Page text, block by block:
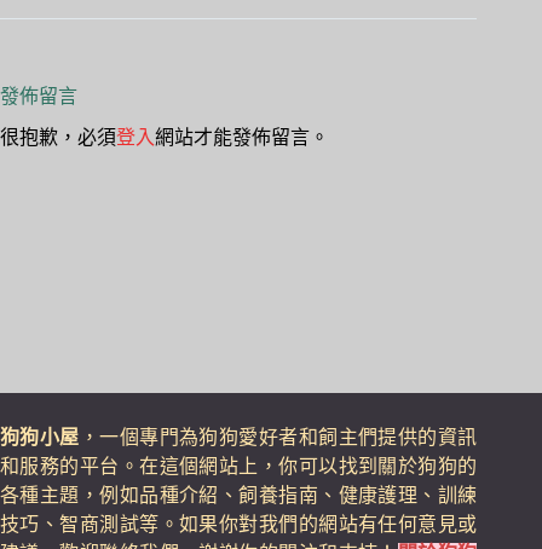
發佈留言
很抱歉，必須登入網站才能發佈留言。
狗狗小屋 ，一個專門為狗狗愛好者和飼主們提供的資訊
和服務的平台。在這個網站上，你可以找到關於狗狗的
各種主題，例如品種介紹、飼養指南、健康護理、訓練
技巧、智商測試等。如果你對我們的網站有任何意見或